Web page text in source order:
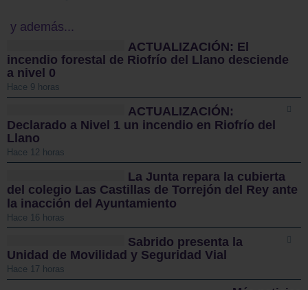
y además...
ACTUALIZACIÓN: El
incendio forestal de Riofrío del Llano desciende
a nivel 0
Hace 9 horas
ACTUALIZACIÓN:
Declarado a Nivel 1 un incendio en Riofrío del
Llano
Hace 12 horas
La Junta repara la cubierta
del colegio Las Castillas de Torrejón del Rey ante
la inacción del Ayuntamiento
Hace 16 horas
Sabrido presenta la
Unidad de Movilidad y Seguridad Vial
Hace 17 horas